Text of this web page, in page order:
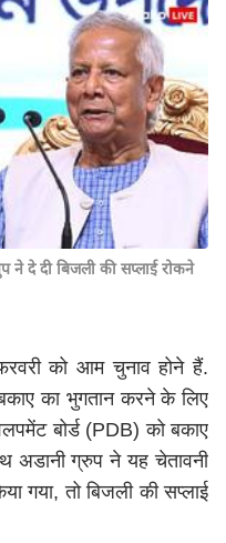
ने दे दी बिजली की सप्लाई रोकने
को आम चुनाव होने हैं.
का भुगतान करने के लिए
बोर्ड (PDB) को बकाए
अडानी ग्रुप ने यह चेतावनी
गया, तो बिजली की सप्लाई